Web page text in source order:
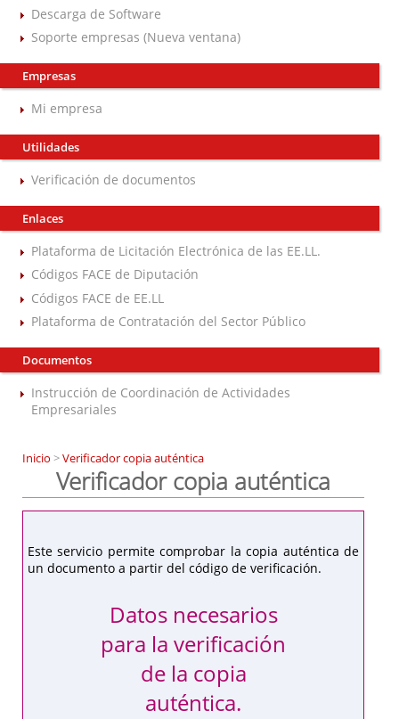
Descarga de Software
Soporte empresas (Nueva ventana)
Empresas
Mi empresa
Utilidades
Verificación de documentos
Enlaces
Plataforma de Licitación Electrónica de las EE.LL.
Códigos FACE de Diputación
Códigos FACE de EE.LL
Plataforma de Contratación del Sector Público
Documentos
Instrucción de Coordinación de Actividades
Empresariales
Inicio >Verificador copia auténtica
Verificador copia auténtica
Este servicio permite comprobar la copia auténtica de
un documento a partir del código de verificación.
Datos necesarios
para la verificación
de la copia
auténtica.